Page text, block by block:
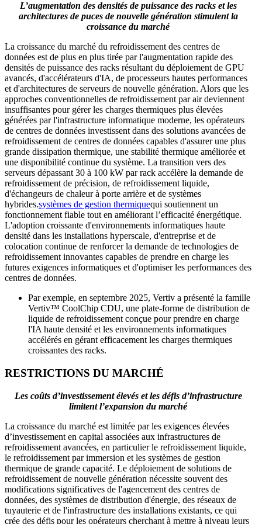
L’augmentation des densités de puissance des racks et les
architectures de puces de nouvelle génération stimulent la
croissance du marché
La croissance du marché du refroidissement des centres de
données est de plus en plus tirée par l'augmentation rapide des
densités de puissance des racks résultant du déploiement de GPU
avancés, d'accélérateurs d'IA, de processeurs hautes performances
et d'architectures de serveurs de nouvelle génération. Alors que les
approches conventionnelles de refroidissement par air deviennent
insuffisantes pour gérer les charges thermiques plus élevées
générées par l'infrastructure informatique moderne, les opérateurs
de centres de données investissent dans des solutions avancées de
refroidissement de centres de données capables d'assurer une plus
grande dissipation thermique, une stabilité thermique améliorée et
une disponibilité continue du système. La transition vers des
serveurs dépassant 30 à 100 kW par rack accélère la demande de
refroidissement de précision, de refroidissement liquide,
d'échangeurs de chaleur à porte arrière et de systèmes
hybrides.systèmes de gestion thermiquequi soutiennent un
fonctionnement fiable tout en améliorant l’efficacité énergétique.
L'adoption croissante d'environnements informatiques haute
densité dans les installations hyperscale, d'entreprise et de
colocation continue de renforcer la demande de technologies de
refroidissement innovantes capables de prendre en charge les
futures exigences informatiques et d'optimiser les performances des
centres de données.
Par exemple, en septembre 2025, Vertiv a présenté la famille
Vertiv™ CoolChip CDU, une plate-forme de distribution de
liquide de refroidissement conçue pour prendre en charge
l'IA haute densité et les environnements informatiques
accélérés en gérant efficacement les charges thermiques
croissantes des racks.
RESTRICTIONS DU MARCHÉ
Les coûts d’investissement élevés et les défis d’infrastructure
limitent l’expansion du marché
La croissance du marché est limitée par les exigences élevées
d’investissement en capital associées aux infrastructures de
refroidissement avancées, en particulier le refroidissement liquide,
le refroidissement par immersion et les systèmes de gestion
thermique de grande capacité. Le déploiement de solutions de
refroidissement de nouvelle génération nécessite souvent des
modifications significatives de l'agencement des centres de
données, des systèmes de distribution d'énergie, des réseaux de
tuyauterie et de l'infrastructure des installations existants, ce qui
crée des défis pour les opérateurs cherchant à mettre à niveau leurs